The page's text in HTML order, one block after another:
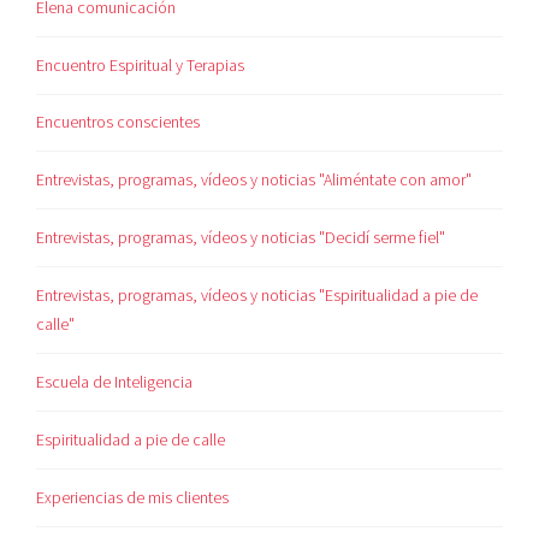
Elena comunicación
Encuentro Espiritual y Terapias
Encuentros conscientes
Entrevistas, programas, vídeos y noticias "Aliméntate con amor"
Entrevistas, programas, vídeos y noticias "Decidí serme fiel"
Entrevistas, programas, vídeos y noticias "Espiritualidad a pie de
calle"
Escuela de Inteligencia
Espiritualidad a pie de calle
Experiencias de mis clientes